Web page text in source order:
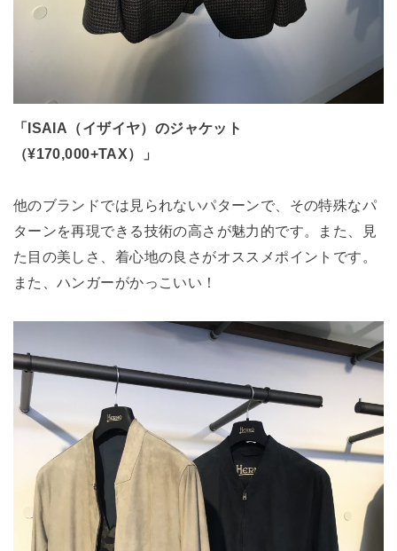
「ISAIA（イザイヤ）のジャケット
（¥170,000+TAX）」
他のブランドでは見られないパターンで、その特殊なパ
ターンを再現できる技術の高さが魅力的です。また、見
た目の美しさ、着心地の良さがオススメポイントです。
また、ハンガーがかっこいい！